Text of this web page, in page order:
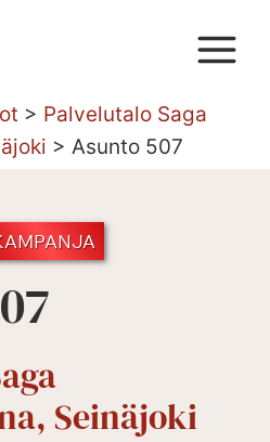
> Palvelutalo Saga
> Asunto 507
Seinäjoki